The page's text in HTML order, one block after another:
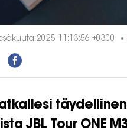
2025 11:13:56 +0300
täydellinen
JBL Tour ONE